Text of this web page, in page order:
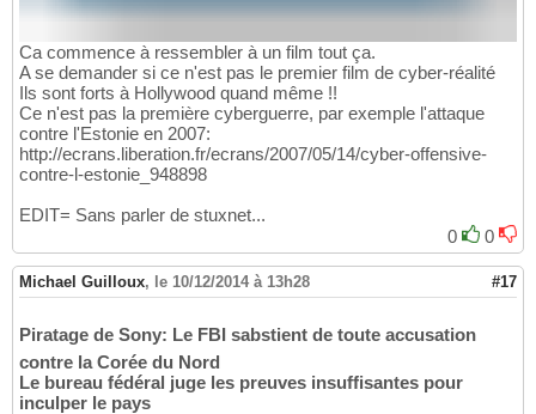
Ca commence à ressembler à un film tout ça.
A se demander si ce n'est pas le premier film de cyber-réalité
Ils sont forts à Hollywood quand même !!
Ce n'est pas la première cyberguerre, par exemple l'attaque
contre l'Estonie en 2007:
http://ecrans.liberation.fr/ecrans/2007/05/14/cyber-offensive-
contre-l-estonie_948898
EDIT= Sans parler de stuxnet...
0
0
Michael Guilloux, le 10/12/2014 à 13h28 #17
Piratage de Sony: Le FBI sabstient de toute accusation
contre la Corée du Nord
Le bureau fédéral juge les preuves insuffisantes pour
inculper le pays